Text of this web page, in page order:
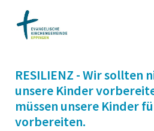
RESILIENZ - Wir sollten
unsere Kinder
müssen unsere Kinder
vorbereiten.